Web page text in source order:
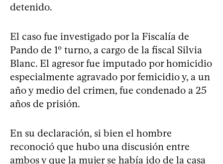
detenido.
El caso fue investigado por la Fiscalía de
Pando de 1º turno, a cargo de la fiscal Silvia
Blanc. El agresor fue imputado por homicidio
especialmente agravado por femicidio y, a un
año y medio del crimen, fue condenado a 25
años de prisión.
En su declaración, si bien el hombre
reconoció que hubo una discusión entre
ambos y que la mujer se había ido de la casa